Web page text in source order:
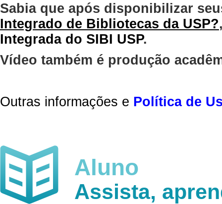
Sabia que após disponibilizar
Integrado de Bibliotecas da USP?
Integrada do SIBI USP.
Vídeo também é produção
Outras informações e Política de
Aluno
Assista,